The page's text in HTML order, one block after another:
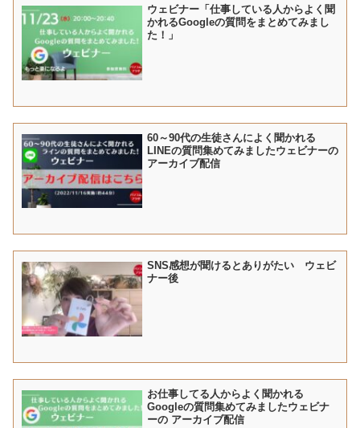
ウェビナー「仕事している人からよく聞
かれるGoogleの質問をまとめてみまし
た！」
60～90代の生徒さんによく聞かれる
LINEの質問集めてみましたウェビナーの
アーカイブ配信
SNS感想が聞けるとありがたい ウェビ
ナー後
お仕事してる人からよく聞かれる
Googleの質問集めてみましたウェビナ
ーの アーカイブ配信